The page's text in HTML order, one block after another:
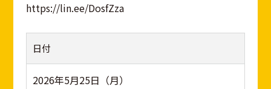
https://lin.ee/DosfZza
日付
2026年5月25日（月）